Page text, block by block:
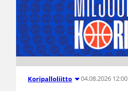
Koripalloliitto 04.08.2026 12:00